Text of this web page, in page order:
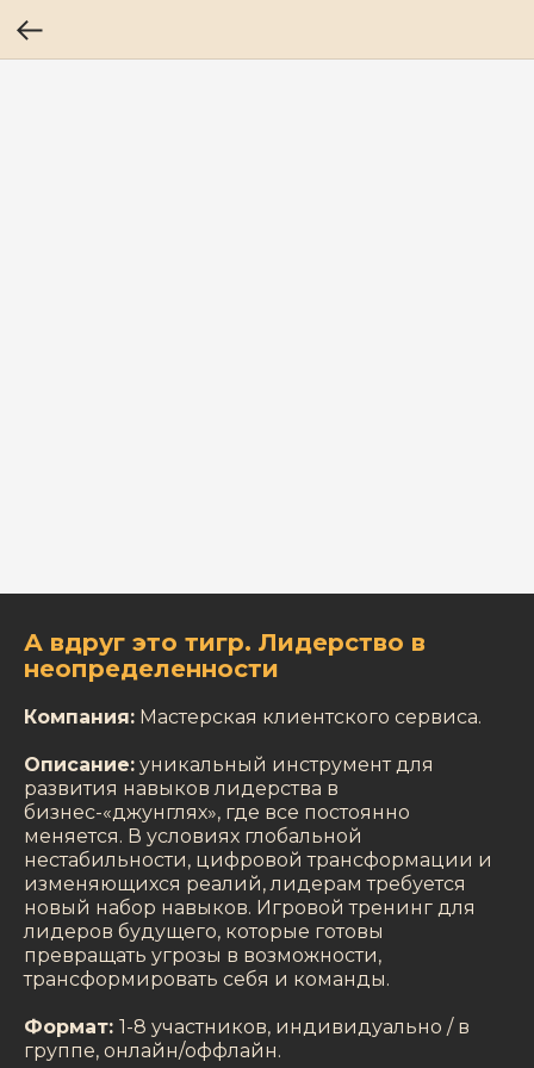
А вдруг это тигр. Лидерство в
неопределенности
Компания: Мастерская клиентского сервиса.
Описание: уникальный инструмент для
развития навыков лидерства в
бизнес-«джунглях», где все постоянно
меняется. В условиях глобальной
нестабильности, цифровой трансформации и
изменяющихся реалий, лидерам требуется
новый набор навыков. Игровой тренинг для
лидеров будущего, которые готовы
превращать угрозы в возможности,
трансформировать себя и команды.
Формат: 1-8 участников, индивидуально / в
группе, онлайн/оффлайн.